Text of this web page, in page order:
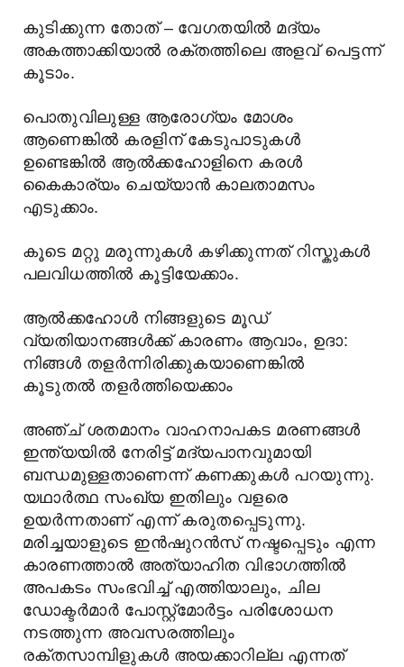
കുടിക്കുന്ന തോത് – വേഗതയില്‍ മദ്യം
അകത്താക്കിയാല്‍ രക്തത്തിലെ അളവ് പെട്ടന്ന്
കൂടാം.
പൊതുവിലുള്ള ആരോഗ്യം മോശം
ആണെങ്കില്‍ കരളിന് കേടുപാടുകള്‍
ഉണ്ടെങ്കില്‍ ആല്‍ക്കഹോളിനെ കരള്‍
കൈകാര്യം ചെയ്യാന്‍ കാലതാമസം
എടുക്കാം.
കൂടെ മറ്റു മരുന്നുകള്‍ കഴിക്കുന്നത്‌ റിസ്കുകള്‍
പലവിധത്തില്‍ കൂട്ടിയേക്കാം.
ആല്‍ക്കഹോള്‍ നിങ്ങളുടെ മൂഡ്‌
വ്യതിയാനങ്ങള്‍ക്ക് കാരണം ആവാം, ഉദാ:
നിങ്ങള്‍ തളര്‍ന്നിരിക്കുകയാണെങ്കില്‍
കൂടുതല്‍ തളര്‍ത്തിയെക്കാം
അഞ്ച് ശതമാനം വാഹനാപകട മരണങ്ങൾ
ഇന്ത്യയിൽ നേരിട്ട് മദ്യപാനവുമായി
ബന്ധമുള്ളതാണെന്ന് കണക്കുകൾ പറയുന്നു.
യഥാർത്ഥ സംഖ്യ ഇതിലും വളരെ
ഉയർന്നതാണ് എന്ന് കരുതപ്പെടുന്നു.
മരിച്ചയാളുടെ ഇൻഷുറൻസ് നഷ്ടപ്പെടും എന്ന
കാരണത്താൽ അത്യാഹിത വിഭാഗത്തിൽ
അപകടം സംഭവിച്ച് എത്തിയാലും, ചില
ഡോക്ടർമാർ പോസ്റ്റ്മോർട്ടം പരിശോധന
നടത്തുന്ന അവസരത്തിലും
രക്തസാമ്പിളുകൾ അയക്കാറില്ല എന്നത്